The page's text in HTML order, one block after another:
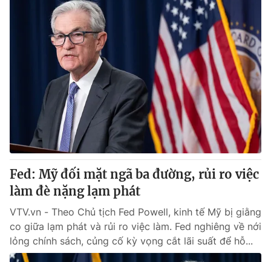
Fed: Mỹ đối mặt ngã ba đường, rủi ro việc
làm đè nặng lạm phát
VTV.vn - Theo Chủ tịch Fed Powell, kinh tế Mỹ bị giằng
co giữa lạm phát và rủi ro việc làm. Fed nghiêng về nới
lỏng chính sách, củng cố kỳ vọng cắt lãi suất để hỗ...